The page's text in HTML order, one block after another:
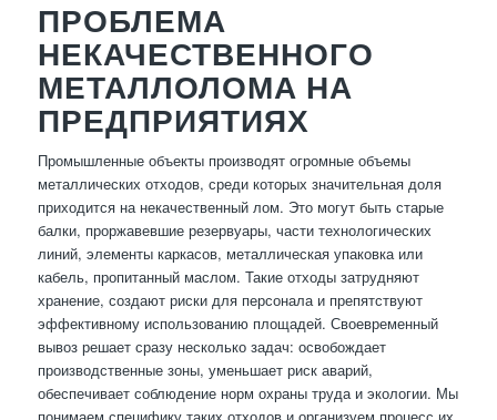
ПРОБЛЕМА
НЕКАЧЕСТВЕННОГО
МЕТАЛЛОЛОМА НА
ПРЕДПРИЯТИЯХ
Промышленные объекты производят огромные объемы
металлических отходов, среди которых значительная доля
приходится на некачественный лом. Это могут быть старые
балки, проржавевшие резервуары, части технологических
линий, элементы каркасов, металлическая упаковка или
кабель, пропитанный маслом. Такие отходы затрудняют
хранение, создают риски для персонала и препятствуют
эффективному использованию площадей. Своевременный
вывоз решает сразу несколько задач: освобождает
производственные зоны, уменьшает риск аварий,
обеспечивает соблюдение норм охраны труда и экологии. Мы